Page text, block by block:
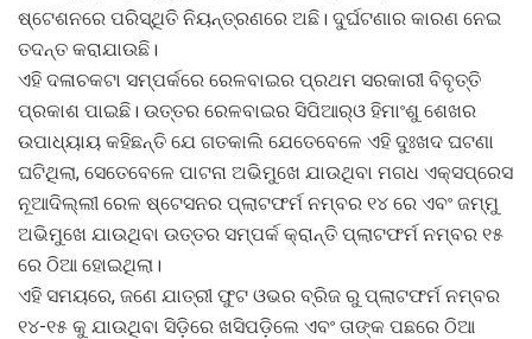
ଷ୍ଟେଶନରେ ପରିସ୍ଥିତି ନିୟନ୍ତ୍ରଣରେ ଅଛି। ଦୁର୍ଘଟଣାର କାରଣ ନେଇ
ତଦନ୍ତ କରାଯାଉଛି।
ଏହି ଦଳାଚକଟା ସମ୍ପର୍କରେ ରେଳବାଇର ପ୍ରଥମ ସରକାରୀ ବିବୃତ୍ତି
ପ୍ରକାଶ ପାଇଛି। ଉତ୍ତର ରେଳବାଇର ସିପିଆର୍‌ଓ ହିମାଂଶୁ ଶେଖର
ଉପାଧ୍ୟାୟ କହିଛନ୍ତି ଯେ ଗତକାଲି ଯେତେବେଳେ ଏହି ଦୁଃଖଦ ଘଟଣା
ଘଟିଥିଲା, ସେତେବେଳେ ପାଟନା ଅଭିମୁଖେ ଯାଉଥିବା ମଗଧ ଏକ୍ସପ୍ରେସ
ନୂଆଦିଲ୍ଲୀ ରେଳ ଷ୍ଟେସନର ପ୍ଲାଟଫର୍ମ ନମ୍ବର ୧୪ ରେ ଏବଂ ଜମ୍ମୁ
ଅଭିମୁଖେ ଯାଉଥିବା ଉତ୍ତର ସମ୍ପର୍କ କ୍ରାନ୍ତି ପ୍ଲାଟଫର୍ମ ନମ୍ବର ୧୫
ରେ ଠିଆ ହୋଇଥିଲା।
ଏହି ସମୟରେ, ଜଣେ ଯାତ୍ରୀ ଫୁଟ ଓଭର ବ୍ରିଜ ରୁ ପ୍ଲାଟଫର୍ମ ନମ୍ବର
୧୪-୧୫ କୁ ଯାଉଥିବା ସିଡ଼ିରେ ଖସିପଡ଼ିଲେ ଏବଂ ତାଙ୍କ ପଛରେ ଠିଆ